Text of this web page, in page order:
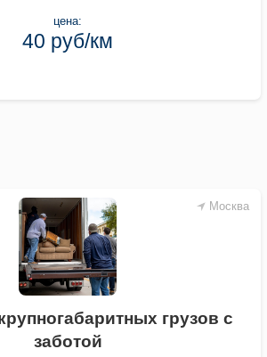
цена:
40 руб/км
Москва
грузов с
заботой